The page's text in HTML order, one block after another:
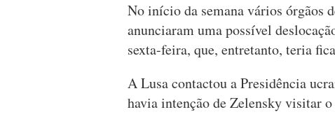
No início da semana vários órgãos
anunciaram uma possível
sexta-feira, que, entretanto, teria
A Lusa contactou a Presidência
havia intenção de Zelensky visitar o